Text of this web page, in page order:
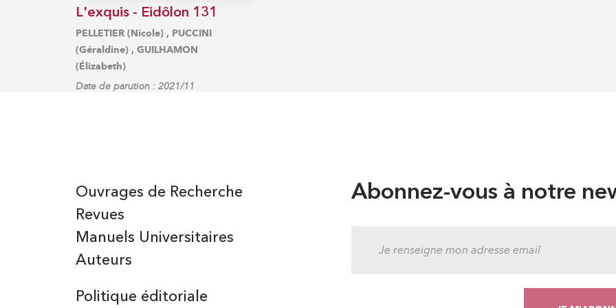
L'exquis - Eidôlon 131
PELLETIER (Nicole), PUCCINI
(Géraldine), GUILHAMON
(Élizabeth)
Date de parution : 2021/11
Abonnez-vous à notre
Auteurs
Manuels Universitaires
Ouvrages de Recherche
Revues
Politique éditoriale